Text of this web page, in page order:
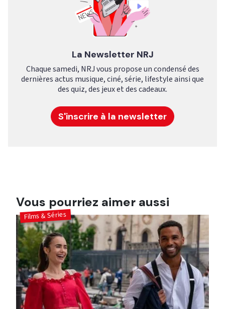
La Newsletter NRJ
Chaque samedi, NRJ vous propose un condensé des
dernières actus musique, ciné, série, lifestyle ainsi que
des quiz, des jeux et des cadeaux.
S'inscrire à la newsletter
Vous pourriez aimer aussi
Films & Séries